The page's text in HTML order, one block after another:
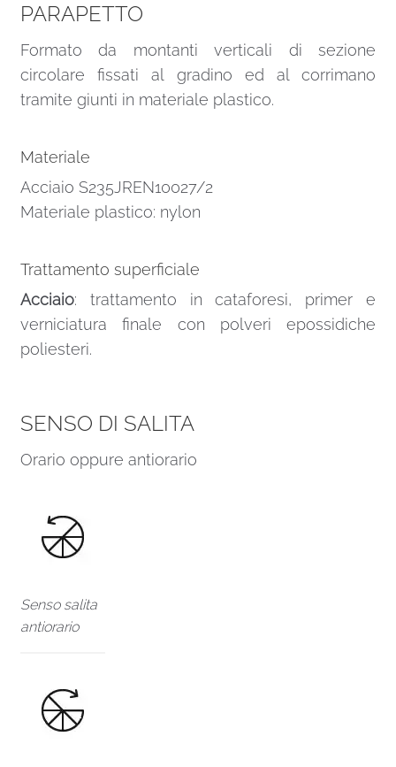
PARAPETTO
Formato da montanti verticali di sezione
circolare fissati al gradino ed al corrimano
tramite giunti in materiale plastico.
Materiale
Acciaio S235JREN10027/2
Materiale plastico: nylon
Trattamento superficiale
Acciaio: trattamento in cataforesi, primer e
verniciatura finale con polveri epossidiche
poliesteri.
SENSO DI SALITA
Orario oppure antiorario
Senso salita
antiorario